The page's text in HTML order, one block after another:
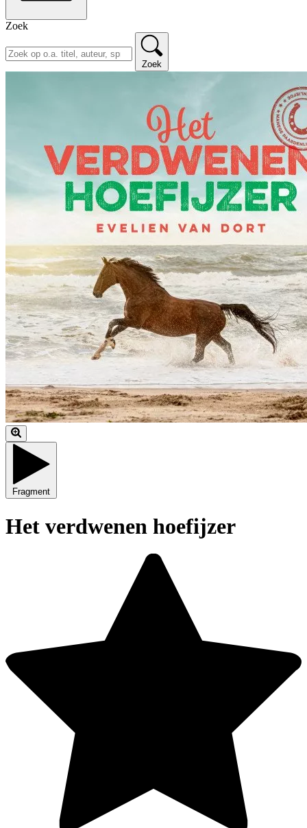
Zoek
Zoek
Fragment
Het verdwenen hoefijzer